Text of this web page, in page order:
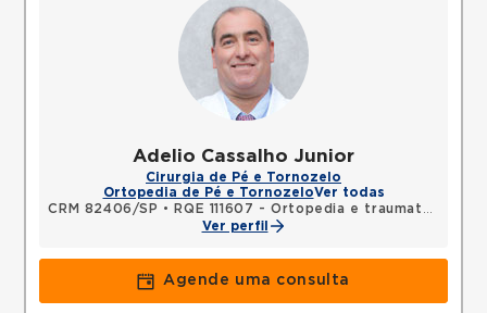
Adelio Cassalho Junior
Cirurgia de Pé e Tornozelo
Ortopedia de Pé e TornozeloVer todas
CRM 82406/SP •
RQE 111607 - Ortopedia e traumatologia
Ver perfil
Agende uma consulta